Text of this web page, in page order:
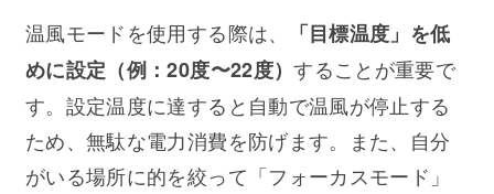
温風モードを使用する際は、
「目標温度」を低
めに設定（例：20度〜22度）することが重要で
す。設定温度に達すると自動で温風が停止する
ため、無駄な電力消費を防げます。また、自分
がいる場所に的を絞って「フォーカスモード」